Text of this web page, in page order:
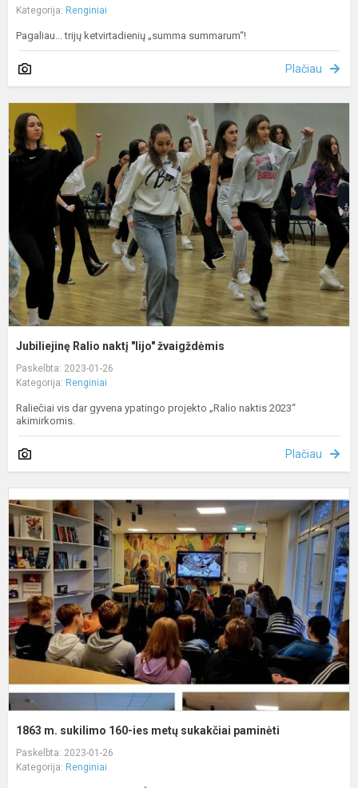
Kategorija: Renginiai
Pagaliau... trijų ketvirtadienių „summa summarum“!
Plačiau
Jubiliejinę Ralio naktį "lijo" žvaigždėmis
Paskelbta: 2023-01-26
Kategorija: Renginiai
Raliečiai vis dar gyvena ypatingo projekto „Ralio naktis 2023“
akimirkomis.
Plačiau
1863 m. sukilimo 160-ies metų sukakčiai paminėti
Paskelbta: 2023-01-26
Kategorija: Renginiai